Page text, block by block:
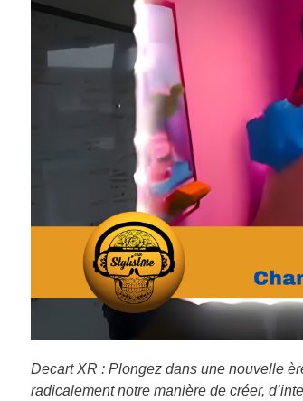
Decart XR : Plongez dans une nouvelle
radicalement notre manière de créer,